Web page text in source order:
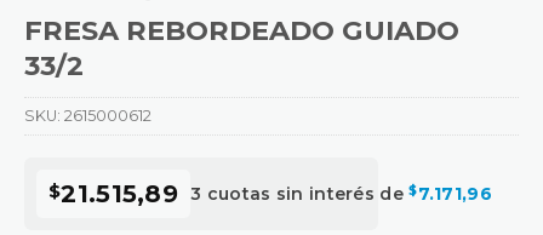
FRESA REBORDEADO GUIADO
33/2
$21.515,89 3 cuotas sin interés de$7.171,96
SKU: 2615000612